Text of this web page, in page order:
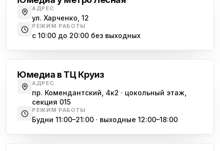
АДРЕС
ул. Харченко, 12
РЕЖИМ РАБОТЫ
с 10:00 до 20:00 без выходных
Юмедиа в ТЦ Круиз
АДРЕС
пр. Комендантский, 4к2 · цокольный этаж,
секция 015
РЕЖИМ РАБОТЫ
Будни 11:00–21:00 · выходные 12:00–18:00